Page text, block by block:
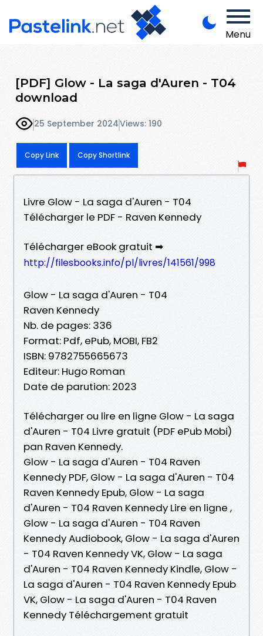
Menu
[PDF] Glow - La saga d'Auren - T04
download
25 September 2024Views: 190
Copy Link Copy Shortlink
Livre Glow - La saga d'Auren - T04
Télécharger le PDF - Raven Kennedy
Télécharger eBook gratuit ➡
http://filesbooks.info/pl/livres/141561/998
Glow - La saga d'Auren - T04
Raven Kennedy
Nb. de pages: 336
Format: Pdf, ePub, MOBI, FB2
ISBN: 9782755665673
Editeur: Hugo Roman
Date de parution: 2023
Télécharger ou lire en ligne Glow - La saga
d'Auren - T04 Livre gratuit (PDF ePub Mobi)
pan Raven Kennedy.
Glow - La saga d'Auren - T04 Raven
Kennedy PDF, Glow - La saga d'Auren - T04
Raven Kennedy Epub, Glow - La saga
d'Auren - T04 Raven Kennedy Lire en ligne ,
Glow - La saga d'Auren - T04 Raven
Kennedy Audiobook, Glow - La saga d'Auren
- T04 Raven Kennedy VK, Glow - La saga
d'Auren - T04 Raven Kennedy Kindle, Glow -
La saga d'Auren - T04 Raven Kennedy Epub
VK, Glow - La saga d'Auren - T04 Raven
Kennedy Téléchargement gratuit